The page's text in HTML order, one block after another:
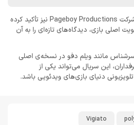
مت جوردن اسمیت، رئیس شرکت Pageboy Productions نیز تأکید کرده
بازی، دیدگاه‌های تازه‌ای را به آن
سرشناس مانند ویلم دفو در نسخه‌ی اصلی
این سریال می‌تواند یکی از
دنیای بازی‌های ویدئویی باشد.
Vigiato